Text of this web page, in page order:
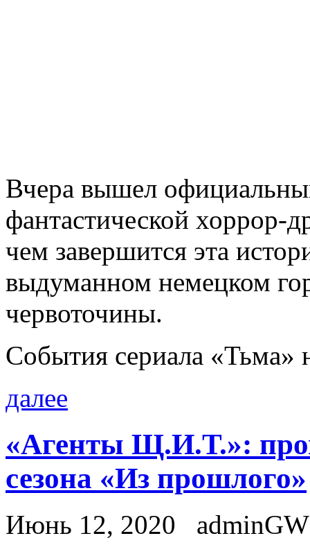
Вчера вышел
фантастической хоррор-
чем завершится эта
выдуманном немецком
червоточины.
События сериала «Тьма»
далее
«Агенты Щ.И.Т.»:
сезона «Из прошлого»
Июнь 12, 2020